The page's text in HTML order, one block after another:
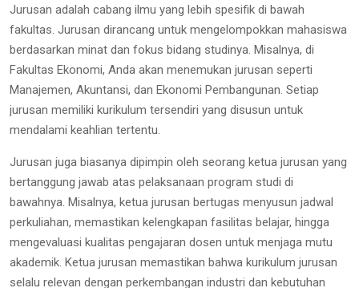
Jurusan adalah cabang ilmu yang lebih spesifik di bawah
fakultas. Jurusan dirancang untuk mengelompokkan mahasiswa
berdasarkan minat dan fokus bidang studinya. Misalnya, di
Fakultas Ekonomi, Anda akan menemukan jurusan seperti
Manajemen, Akuntansi, dan Ekonomi Pembangunan. Setiap
jurusan memiliki kurikulum tersendiri yang disusun untuk
mendalami keahlian tertentu.
Jurusan juga biasanya dipimpin oleh seorang ketua jurusan yang
bertanggung jawab atas pelaksanaan program studi di
bawahnya. Misalnya, ketua jurusan bertugas menyusun jadwal
perkuliahan, memastikan kelengkapan fasilitas belajar, hingga
mengevaluasi kualitas pengajaran dosen untuk menjaga mutu
akademik. Ketua jurusan memastikan bahwa kurikulum jurusan
selalu relevan dengan perkembangan industri dan kebutuhan